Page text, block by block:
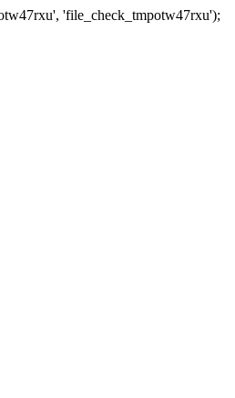
'file_check_tmpotw47rxu');